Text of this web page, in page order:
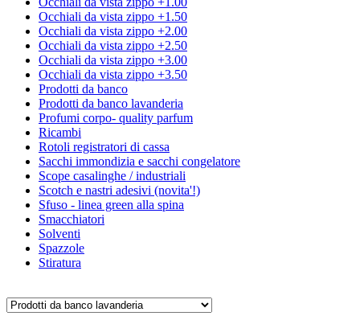
Occhiali da vista zippo +1.50
Occhiali da vista zippo +2.00
Occhiali da vista zippo +2.50
Occhiali da vista zippo +3.00
Occhiali da vista zippo +3.50
Prodotti da banco
Prodotti da banco lavanderia
Profumi corpo- quality parfum
Ricambi
Rotoli registratori di cassa
Sacchi immondizia e sacchi congelatore
Scope casalinghe / industriali
Scotch e nastri adesivi (novita'!)
Sfuso - linea green alla spina
Smacchiatori
Solventi
Spazzole
Stiratura